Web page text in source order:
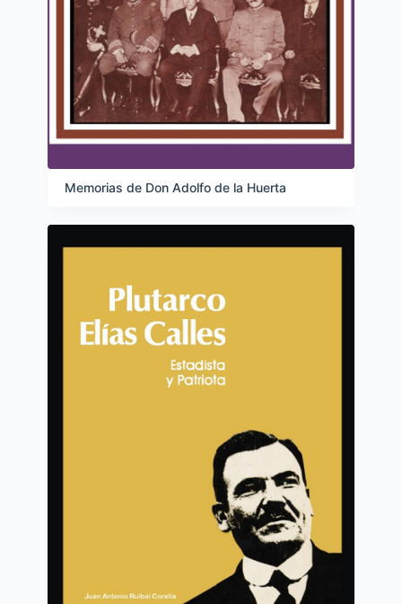
Memorias de Don Adolfo de la Huerta